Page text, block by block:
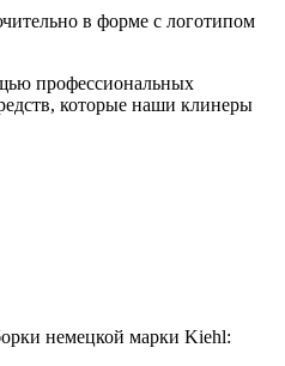
в форме с логотипом
профессиональных
которые наши клинеры
немецкой марки Kiehl: